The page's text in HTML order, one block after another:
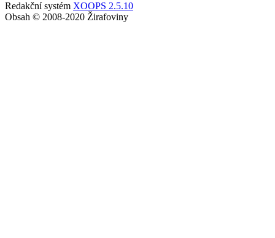
Redakční systém XOOPS 2.5.10
Obsah © 2008-2020 Žirafoviny